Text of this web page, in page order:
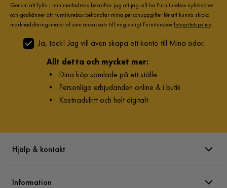
Genom att fylla i min mailadress bekräftar jag att jag vill ha Furniturebox nyhetsbrev
och godkänner att Furniturebox behandlar mina personuppgifter för att kunna skicka
marknadsföringsmaterial som anpassats till mig enligt Furniturebox Integritetspolicy.
Ja, tack! Jag vill även skapa ett konto till Mina sidor.
Allt detta och mycket mer:
• Dina köp samlade på ett ställe
• Personliga erbjudanden online & i butik
• Kostnadsfritt och helt digitalt
Hjälp & kontakt
Information